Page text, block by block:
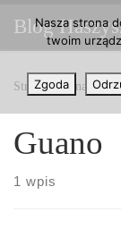
Przejdź do
Blog
Strona główna »
Guano
1 wpis
Nasza strona
twoim
Zgoda